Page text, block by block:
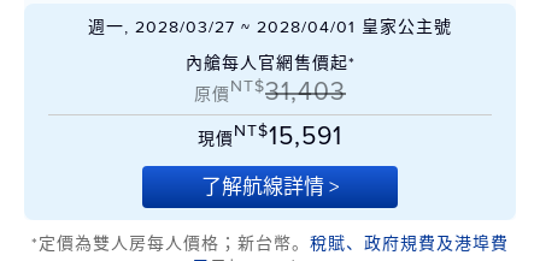
週一, 2028/03/27 ~ 2028/04/01 皇家公主號
內艙每人官網售價起*
原價NT$31,403
現價NT$15,591
了解航線詳情 >
*定價為雙人房每人價格；新台幣。 稅賦、政府規費及港埠費